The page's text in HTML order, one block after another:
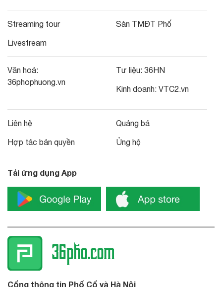
Streaming tour
Livestream
Sàn TMĐT Phố
Văn hoá:
36phophuong.vn
Tư liệu: 36HN
Kinh doanh: VTC2.vn
Liên hệ
Hợp tác bản quyền
Quảng bá
Ủng hộ
Tải ứng dụng App
Cổng thông tin Phố Cổ và Hà Nội